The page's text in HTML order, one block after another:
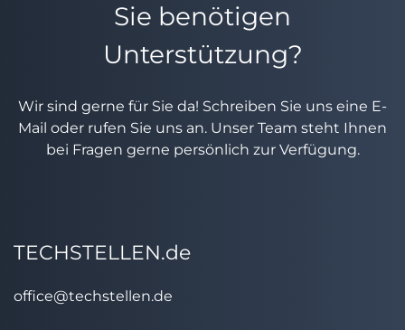
Sie benötigen
Unterstützung?
Wir sind gerne für Sie da! Schreiben Sie uns eine E-
Mail oder rufen Sie uns an. Unser Team steht Ihnen
bei Fragen gerne persönlich zur Verfügung.
TECHSTELLEN.de
office@techstellen.de